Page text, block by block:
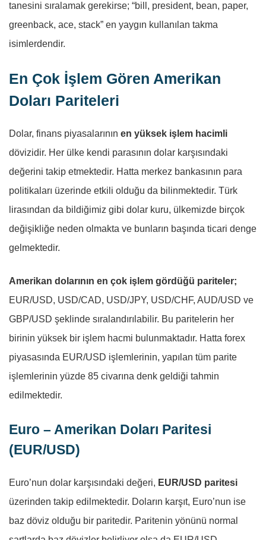
tanesini sıralamak gerekirse; “bill, president, bean, paper,
greenback, ace, stack” en yaygın kullanılan takma
isimlerdendir.
En Çok İşlem Gören Amerikan
Doları Pariteleri
Dolar, finans piyasalarının en yüksek işlem hacimli
dövizidir. Her ülke kendi parasının dolar karşısındaki
değerini takip etmektedir. Hatta merkez bankasının para
politikaları üzerinde etkili olduğu da bilinmektedir. Türk
lirasından da bildiğimiz gibi dolar kuru, ülkemizde birçok
değişikliğe neden olmakta ve bunların başında ticari denge
gelmektedir.
Amerikan dolarının en çok işlem gördüğü pariteler;
EUR/USD, USD/CAD, USD/JPY, USD/CHF, AUD/USD ve
GBP/USD şeklinde sıralandırılabilir. Bu paritelerin her
birinin yüksek bir işlem hacmi bulunmaktadır. Hatta forex
piyasasında EUR/USD işlemlerinin, yapılan tüm parite
işlemlerinin yüzde 85 civarına denk geldiği tahmin
edilmektedir.
Euro – Amerikan Doları Paritesi
(EUR/USD)
Euro’nun dolar karşısındaki değeri, EUR/USD paritesi
üzerinden takip edilmektedir. Doların karşıt, Euro’nun ise
baz döviz olduğu bir paritedir. Paritenin yönünü normal